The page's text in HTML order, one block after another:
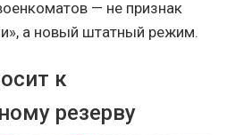
— не признак
а новый штатный режим.
к
резерву